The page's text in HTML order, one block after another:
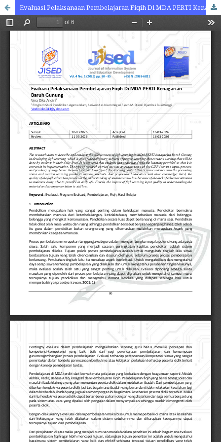
Evaluasi Pelaksanaan Pembelajaran Fiqih Di MDA PERTI Kenagarian Baruh Gunung